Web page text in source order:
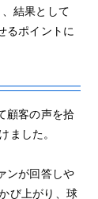
結果として
るポイントに
顧客の声を拾
ました。
ンが回答しや
び上がり、球